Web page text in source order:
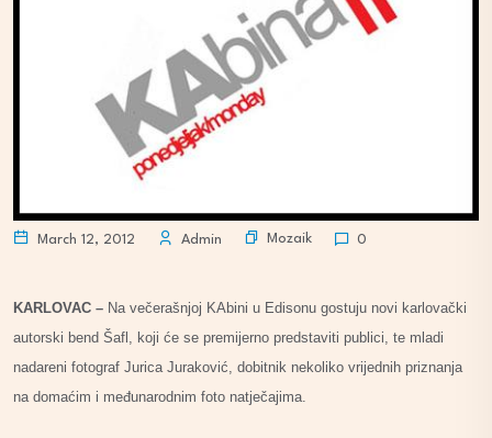
March 12, 2012 Admin Mozaik 0
KARLOVAC – Na večerašnjoj KAbini u Edisonu gostuju novi karlovački
autorski bend Šafl, koji će se premijerno predstaviti publici, te mladi
nadareni fotograf Jurica Juraković, dobitnik nekoliko vrijednih priznanja
na domaćim i međunarodnim foto natječajima.